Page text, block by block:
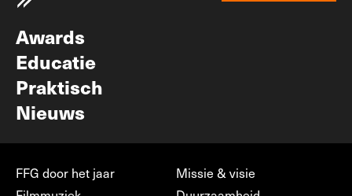
Awards
Educatie
Praktisch
Nieuws
FFG door het jaar
Missie & visie